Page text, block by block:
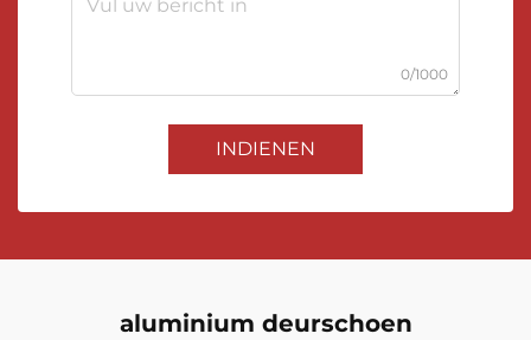
0/1000
INDIENEN
aluminium deurschoen